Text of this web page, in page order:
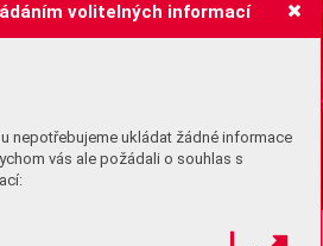
volitelných informací
nepotřebujeme ukládat žádné informace
vás ale požádali o souhlas s